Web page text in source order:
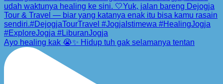
Ayo healing kak 😭✨ Hidup tuh gak selamanya tentan